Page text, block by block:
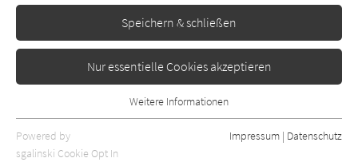
Diogenes
Speichern & schließen
Nur essentielle Cookies akzeptieren
Essentielle Cookies werden für grundlegende Funktionen der
Webseite benötigt. Dadurch ist gewährleistet, dass die Webseite
Weitere Informationen
Powered by
sgalinski Cookie Opt In
Impressum | Datenschutz